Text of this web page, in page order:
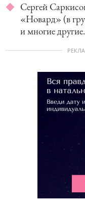
Сергей
«Новард» (в
и многие другие.